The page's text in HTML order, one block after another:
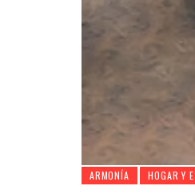
ARMONÍA HOGAR Y